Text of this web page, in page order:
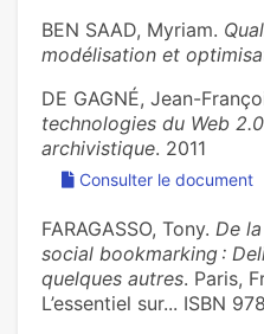
BEN SAAD, Myriam.
modélisation et
DE GAGNÉ, Jean-
technologies du Web
archivistique. 2011
Consulter le document
FARAGASSO, Tony. De
social bookmarking :
quelques autres. Paris,
L’essentiel sur... ISBN